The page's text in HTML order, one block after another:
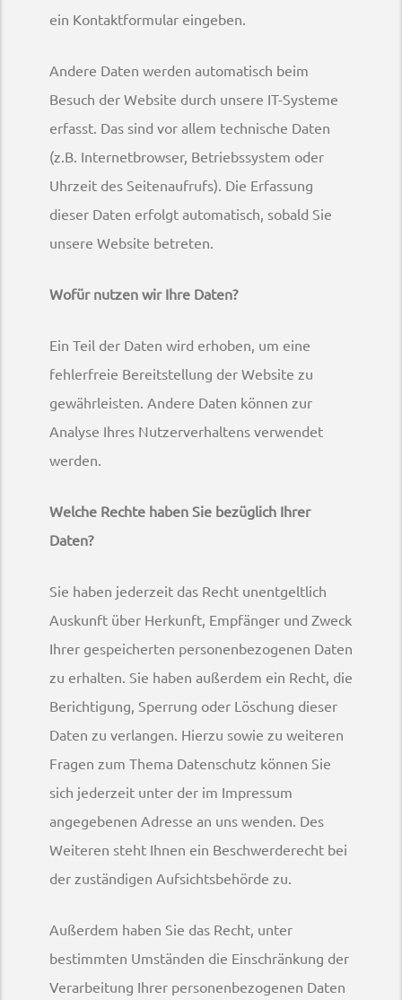
ein Kontaktformular eingeben.
Andere Daten werden automatisch beim
Besuch der Website durch unsere IT-Systeme
erfasst. Das sind vor allem technische Daten
(z.B. Internetbrowser, Betriebssystem oder
Uhrzeit des Seitenaufrufs). Die Erfassung
dieser Daten erfolgt automatisch, sobald Sie
unsere Website betreten.
Wofür nutzen wir Ihre Daten?
Ein Teil der Daten wird erhoben, um eine
fehlerfreie Bereitstellung der Website zu
gewährleisten. Andere Daten können zur
Analyse Ihres Nutzerverhaltens verwendet
werden.
Welche Rechte haben Sie bezüglich Ihrer
Daten?
Sie haben jederzeit das Recht unentgeltlich
Auskunft über Herkunft, Empfänger und Zweck
Ihrer gespeicherten personenbezogenen Daten
zu erhalten. Sie haben außerdem ein Recht, die
Berichtigung, Sperrung oder Löschung dieser
Daten zu verlangen. Hierzu sowie zu weiteren
Fragen zum Thema Datenschutz können Sie
sich jederzeit unter der im Impressum
angegebenen Adresse an uns wenden. Des
Weiteren steht Ihnen ein Beschwerderecht bei
der zuständigen Aufsichtsbehörde zu.
Außerdem haben Sie das Recht, unter
bestimmten Umständen die Einschränkung der
Verarbeitung Ihrer personenbezogenen Daten